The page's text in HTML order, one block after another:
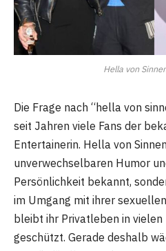
Hella von
Die Frage nach “hella von
seit Jahren viele Fans der
Entertainerin. Hella von
unverwechselbaren Humor
Persönlichkeit bekannt,
im Umgang mit ihrer
bleibt ihr Privatleben in
geschützt. Gerade deshalb